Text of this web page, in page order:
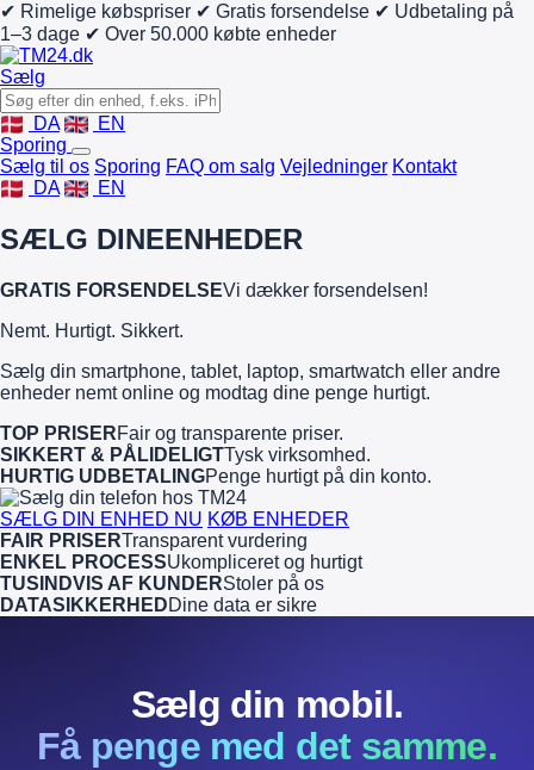
✔ Rimelige købspriser ✔ Gratis forsendelse ✔ Udbetaling på
1–3 dage ✔ Over 50.000 købte enheder
Sælg
DA
EN
Sporing
Sælg til os Sporing FAQ om salg Vejledninger Kontakt
DA
EN
SÆLG DINEENHEDER
GRATIS FORSENDELSEVi dækker forsendelsen!
Nemt. Hurtigt. Sikkert.
Sælg din smartphone, tablet, laptop, smartwatch eller andre
enheder nemt online og modtag dine penge hurtigt.
TOP PRISERFair og transparente priser.
SIKKERT & PÅLIDELIGTTysk virksomhed.
HURTIG UDBETALINGPenge hurtigt på din konto.
SÆLG DIN ENHED NU KØB ENHEDER
FAIR PRISERTransparent vurdering
ENKEL PROCESSUkompliceret og hurtigt
TUSINDVIS AF KUNDERStoler på os
DATASIKKERHEDDine data er sikre
Sælg din mobil.
Få penge med det samme.